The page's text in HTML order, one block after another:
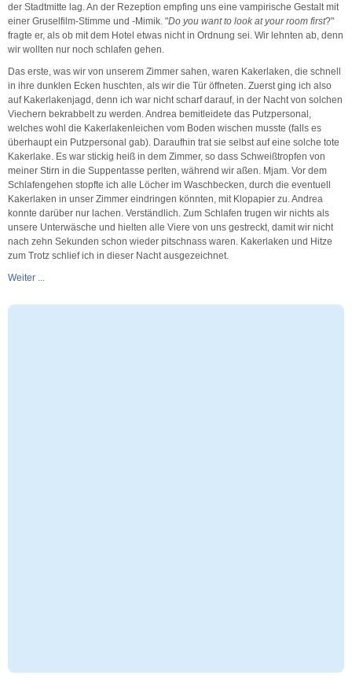
der Stadtmitte lag. An der Rezeption empfing uns eine vampirische Gestalt mit
einer Gruselfilm-Stimme und -Mimik. "Do you want to look at your room first?"
fragte er, als ob mit dem Hotel etwas nicht in Ordnung sei. Wir lehnten ab, denn
wir wollten nur noch schlafen gehen.
Das erste, was wir von unserem Zimmer sahen, waren Kakerlaken, die schnell
in ihre dunklen Ecken huschten, als wir die Tür öffneten. Zuerst ging ich also
auf Kakerlakenjagd, denn ich war nicht scharf darauf, in der Nacht von solchen
Viechern bekrabbelt zu werden. Andrea bemitleidete das Putzpersonal,
welches wohl die Kakerlakenleichen vom Boden wischen musste (falls es
überhaupt ein Putzpersonal gab). Daraufhin trat sie selbst auf eine solche tote
Kakerlake. Es war stickig heiß in dem Zimmer, so dass Schweißtropfen von
meiner Stirn in die Suppentasse perlten, während wir aßen. Mjam. Vor dem
Schlafengehen stopfte ich alle Löcher im Waschbecken, durch die eventuell
Kakerlaken in unser Zimmer eindringen könnten, mit Klopapier zu. Andrea
konnte darüber nur lachen. Verständlich. Zum Schlafen trugen wir nichts als
unsere Unterwäsche und hielten alle Viere von uns gestreckt, damit wir nicht
nach zehn Sekunden schon wieder pitschnass waren. Kakerlaken und Hitze
zum Trotz schlief ich in dieser Nacht ausgezeichnet.
Weiter ...